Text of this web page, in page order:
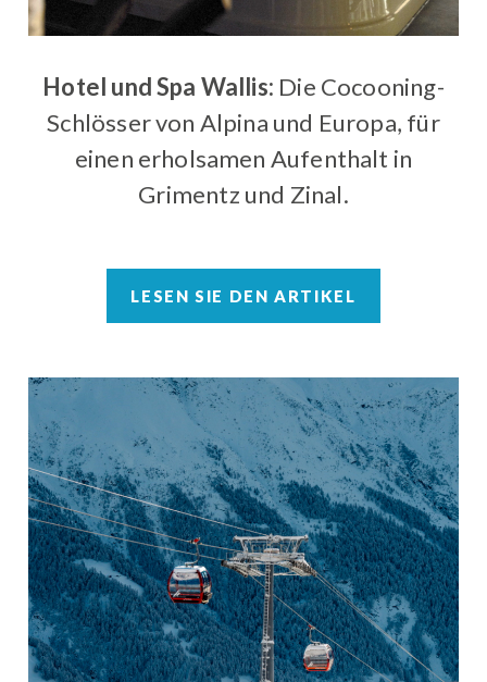
Hotel und Spa Wallis: Die Cocooning-
Schlösser von Alpina und Europa, für
einen erholsamen Aufenthalt in
Grimentz und Zinal.
LESEN SIE DEN ARTIKEL